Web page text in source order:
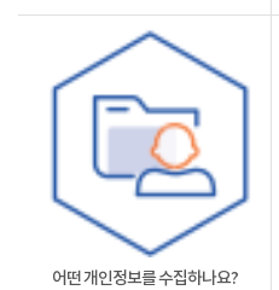
어떤 개인정보를 수집하나요?